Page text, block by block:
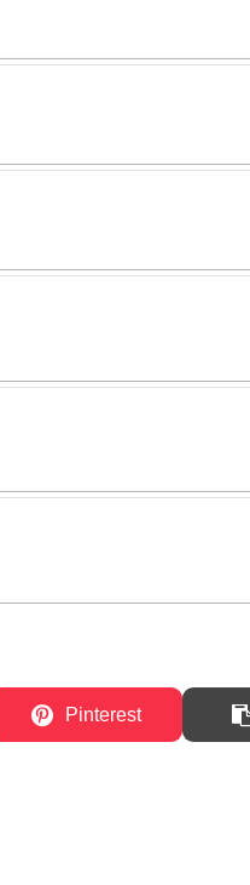
Pinterest